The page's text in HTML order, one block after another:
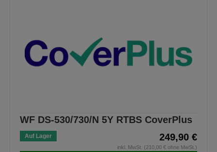
WF DS-530/730/N 5Y RTBS CoverPlus
Auf Lager 249,90 €
inkl. MwSt. (210,00 € ohne MwSt.)